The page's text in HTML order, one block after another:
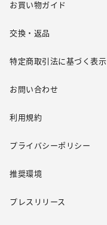
お買い物ガイド
交換・返品
特定商取引法に基づく表示
お問い合わせ
利用規約
プライバシーポリシー
推奨環境
プレスリリース